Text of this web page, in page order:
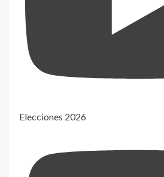
Elecciones 2026